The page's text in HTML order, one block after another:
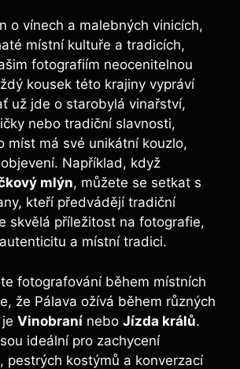
o vínech a malebných vinicích,
místní kultuře a tradicích,
fotografiím neocenitelnou
kousek této krajiny vypráví
už jde o starobylá vinařství,
nebo tradiční slavnosti,
míst má své unikátní kouzlo,
Například, když
mlýn, můžete se setkat s
kteří předvádějí tradiční
skvělá příležitost na fotografie,
a místní tradici.
fotografování během místních
že Pálava ožívá během různých
Vinobraní nebo Jízda králů.
ideální pro zachycení
pestrých kostýmů a konverzací